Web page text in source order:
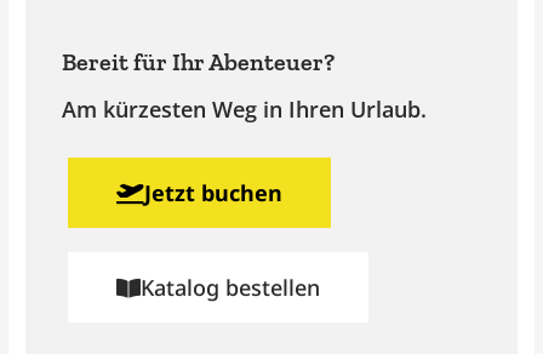
Bereit für Ihr Abenteuer?
Am kürzesten Weg in Ihren Urlaub.
Jetzt buchen
Katalog bestellen